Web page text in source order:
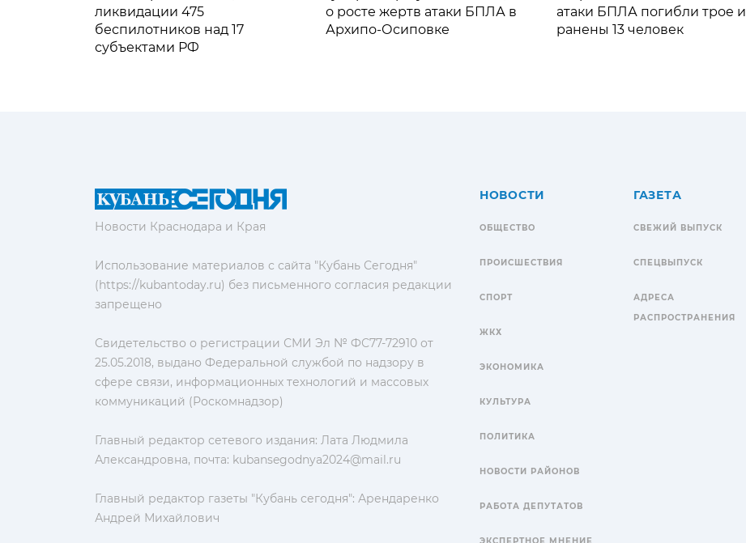
ликвидации 475
беспилотников над 17
субъектами РФ
о росте жертв атаки БПЛА в
Архипо-Осиповке
атаки БПЛА погибли трое и
ранены 13 человек
Новости Краснодара и Края
Использование материалов с сайта "Кубань Сегодня"
(https://kubantoday.ru) без письменного согласия редакции
запрещено
Свидетельство о регистрации СМИ Эл № ФС77-72910 от
25.05.2018, выдано Федеральной службой по надзору в
сфере связи, информационных технологий и массовых
коммуникаций (Роскомнадзор)
Главный редактор сетевого издания: Лата Людмила
Александровна, почта: kubansegodnya2024@mail.ru
Главный редактор газеты "Кубань сегодня": Арендаренко
Андрей Михайлович
НОВОСТИ
ОБЩЕСТВО
ПРОИСШЕСТВИЯ
СПОРТ
ЖКХ
ЭКОНОМИКА
КУЛЬТУРА
ПОЛИТИКА
НОВОСТИ РАЙОНОВ
РАБОТА ДЕПУТАТОВ
ЭКСПЕРТНОЕ МНЕНИЕ
ГАЗЕТА
СВЕЖИЙ ВЫПУСК
СПЕЦВЫПУСК
АДРЕСА
РАСПРОСТРАНЕНИЯ